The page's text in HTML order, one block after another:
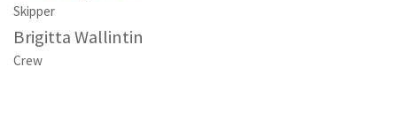
Skipper
Brigitta Wallintin
Crew